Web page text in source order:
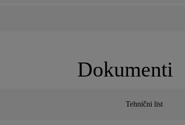
Dokumenti
Tehnični list